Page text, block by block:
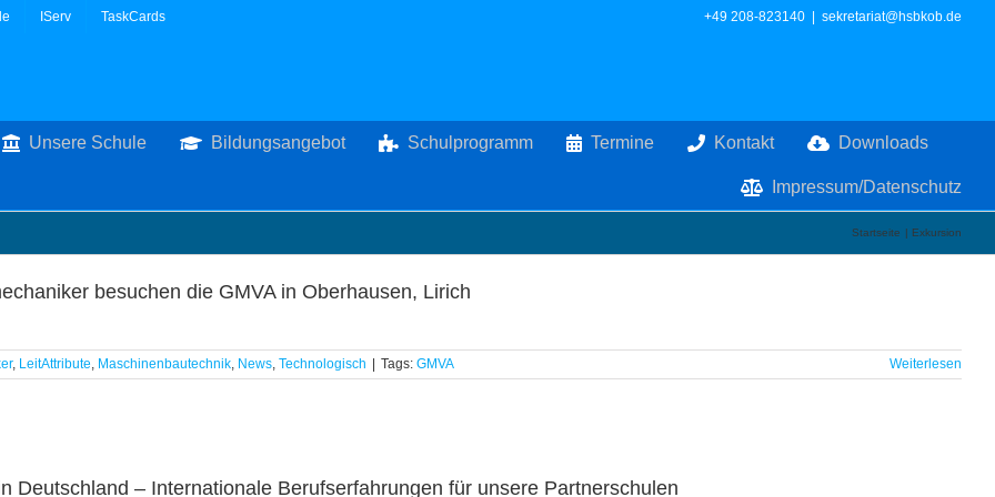
IServ TaskCards +49 208-823140 sekretariat@hsbkob.de
Unsere Schule Bildungsangebot Schulprogramm Termine Kontakt Downloads
Impressum/Datenschutz
Startseite Exkursion
besuchen die GMVA in Oberhausen, Lirich
, LeitAttribute, Maschinenbautechnik, News, Technologisch Tags: GMVA Weiterlesen
Deutschland – Internationale Berufserfahrungen für unsere Partnerschulen